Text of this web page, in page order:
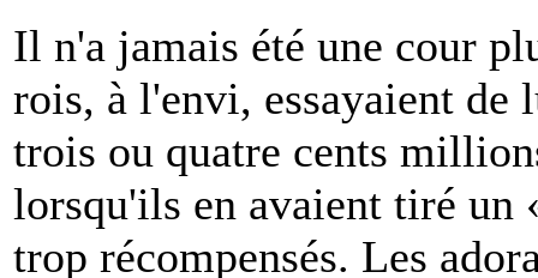
Il n'a jamais été une cour
rois, à l'envi, essayaient de
trois ou quatre cents
lorsqu'ils en avaient tiré un
trop récompensés. Les